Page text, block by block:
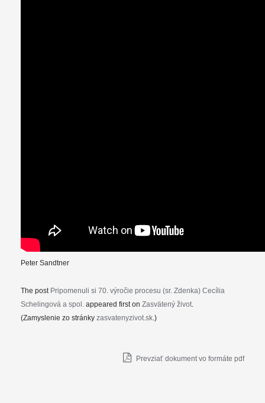
Peter Sandtner
The post Pripomenuli si 70. výročie procesu (sr. Zdenka) Cecília
Schelingová a spol. appeared first on Zasvätený život.
(Zamyslenie zo stránky zasvatenyzivot.sk.)
Prevziať dokument vo formáte pdf